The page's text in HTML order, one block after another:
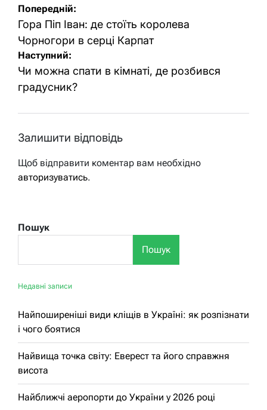
Навігація
записів
Попередній:
Гора Піп Іван: де стоїть королева
Чорногори в серці Карпат
Наступний:
Чи можна спати в кімнаті, де розбився
градусник?
Залишити відповідь
Щоб відправити коментар вам необхідно
авторизуватись.
Пошук
Пошук
Недавні записи
Найпоширеніші види кліщів в Україні: як розпізнати
і чого боятися
Найвища точка світу: Еверест та його справжня
висота
Найближчі аеропорти до України у 2026 році